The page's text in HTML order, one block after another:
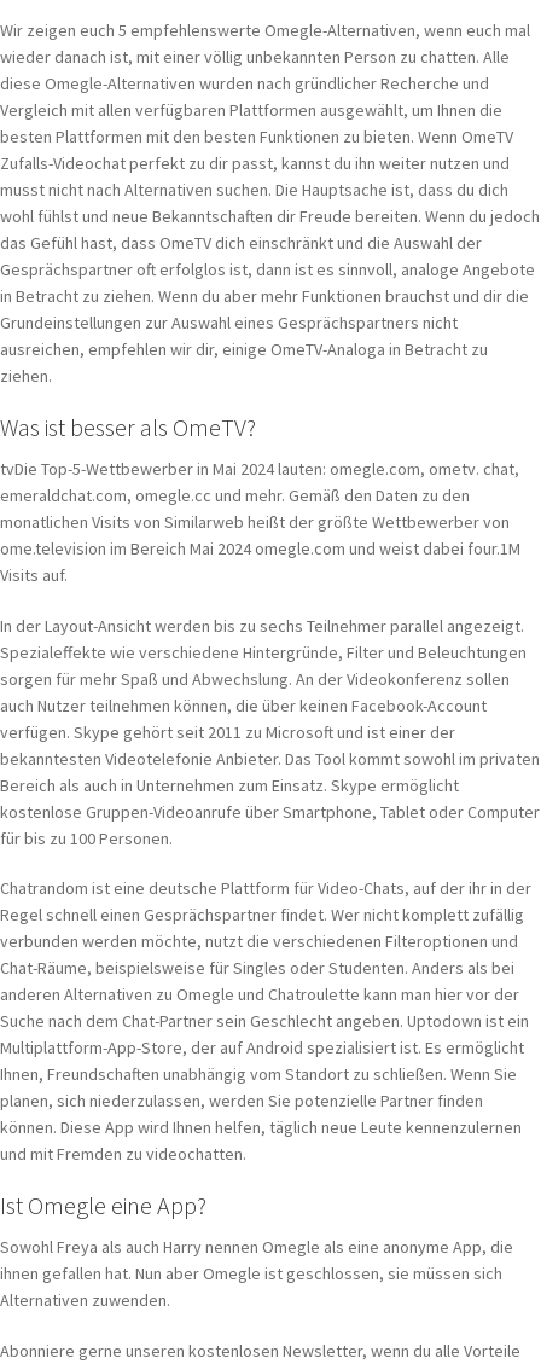
Wir zeigen euch 5 empfehlenswerte Omegle-Alternativen, wenn euch mal
wieder danach ist, mit einer völlig unbekannten Person zu chatten. Alle
diese Omegle-Alternativen wurden nach gründlicher Recherche und
Vergleich mit allen verfügbaren Plattformen ausgewählt, um Ihnen die
besten Plattformen mit den besten Funktionen zu bieten. Wenn OmeTV
Zufalls-Videochat perfekt zu dir passt, kannst du ihn weiter nutzen und
musst nicht nach Alternativen suchen. Die Hauptsache ist, dass du dich
wohl fühlst und neue Bekanntschaften dir Freude bereiten. Wenn du jedoch
das Gefühl hast, dass OmeTV dich einschränkt und die Auswahl der
Gesprächspartner oft erfolglos ist, dann ist es sinnvoll, analoge Angebote
in Betracht zu ziehen. Wenn du aber mehr Funktionen brauchst und dir die
Grundeinstellungen zur Auswahl eines Gesprächspartners nicht
ausreichen, empfehlen wir dir, einige OmeTV-Analoga in Betracht zu
ziehen.
Was ist besser als OmeTV?
tvDie Top-5-Wettbewerber in Mai 2024 lauten: omegle.com, ometv. chat,
emeraldchat.com, omegle.cc und mehr. Gemäß den Daten zu den
monatlichen Visits von Similarweb heißt der größte Wettbewerber von
ome.television im Bereich Mai 2024 omegle.com und weist dabei four.1M
Visits auf.
In der Layout-Ansicht werden bis zu sechs Teilnehmer parallel angezeigt.
Spezialeffekte wie verschiedene Hintergründe, Filter und Beleuchtungen
sorgen für mehr Spaß und Abwechslung. An der Videokonferenz sollen
auch Nutzer teilnehmen können, die über keinen Facebook-Account
verfügen. Skype gehört seit 2011 zu Microsoft und ist einer der
bekanntesten Videotelefonie Anbieter. Das Tool kommt sowohl im privaten
Bereich als auch in Unternehmen zum Einsatz. Skype ermöglicht
kostenlose Gruppen-Videoanrufe über Smartphone, Tablet oder Computer
für bis zu 100 Personen.
Chatrandom ist eine deutsche Plattform für Video-Chats, auf der ihr in der
Regel schnell einen Gesprächspartner findet. Wer nicht komplett zufällig
verbunden werden möchte, nutzt die verschiedenen Filteroptionen und
Chat-Räume, beispielsweise für Singles oder Studenten. Anders als bei
anderen Alternativen zu Omegle und Chatroulette kann man hier vor der
Suche nach dem Chat-Partner sein Geschlecht angeben. Uptodown ist ein
Multiplattform-App-Store, der auf Android spezialisiert ist. Es ermöglicht
Ihnen, Freundschaften unabhängig vom Standort zu schließen. Wenn Sie
planen, sich niederzulassen, werden Sie potenzielle Partner finden
können. Diese App wird Ihnen helfen, täglich neue Leute kennenzulernen
und mit Fremden zu videochatten.
Ist Omegle eine App?
Sowohl Freya als auch Harry nennen Omegle als eine anonyme App, die
ihnen gefallen hat. Nun aber Omegle ist geschlossen, sie müssen sich
Alternativen zuwenden.
Abonniere gerne unseren kostenlosen Newsletter, wenn du alle Vorteile